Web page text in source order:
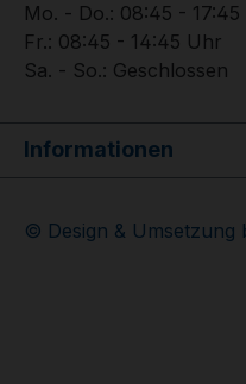
Mo. - Do.: 08:45 -
Fr.: 08:45 - 14:45 Uhr
Sa. - So.: Geschlossen
Informationen
© Design & Umsetzung